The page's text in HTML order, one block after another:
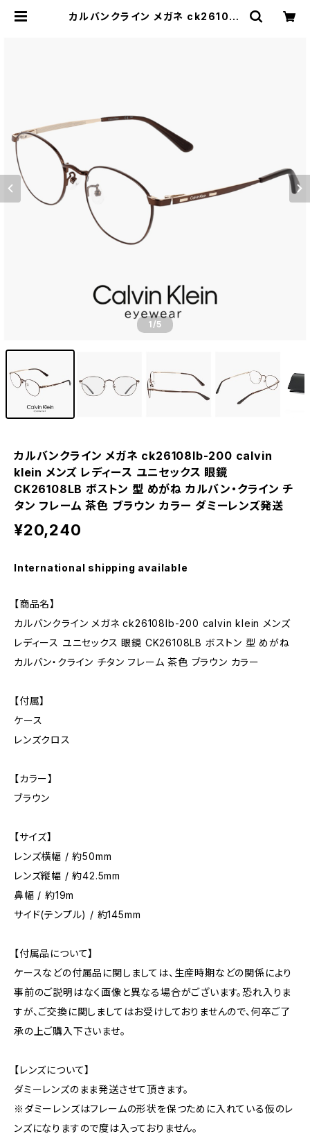
カルバンクライン メガネ ck26108l
1/5
カルバンクライン メガネ ck26108lb-200 calvin
klein メンズ レディース ユニセックス 眼鏡
CK26108LB ボストン 型 めがね カルバン・クライン チ
タン フレーム 茶色 ブラウン カラー ダミーレンズ発送
¥20,240
International shipping available
【商品名】
カルバンクライン メガネ ck26108lb-200 calvin klein メンズ
レディース ユニセックス 眼鏡 CK26108LB ボストン 型 めがね
カルバン・クライン チタン フレーム 茶色 ブラウン カラー
【付属】
ケース
レンズクロス
【カラー】
ブラウン
【サイズ】
レンズ横幅 / 約50mm
レンズ縦幅 / 約42.5mm
鼻幅 / 約19m
サイド(テンプル) / 約145mm
【付属品について】
ケースなどの付属品に関しましては、生産時期などの関係により
事前のご説明はなく画像と異なる場合がございます。恐れ入りま
すが、ご交換に関しましてはお受けしておりませんので、何卒ご了
承の上ご購入下さいませ。
【レンズについて】
ダミーレンズのまま発送させて頂きます。
※ダミーレンズはフレームの形状を保つために入れている仮のレ
ンズになりますので度は入っておりません。